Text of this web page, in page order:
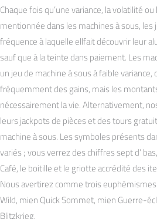
Chaque fois qu’une variance, la volatilité
mentionnée dans les machines à sous,
fréquence à laquelle ellfait découvrir leur
sauf que à la teinte dans paiement. Les
un jeu de machine à sous à faible variance,
fréquemment des gains, mais les
nécessairement la vie. Alternativement,
leurs jackpots de pièces et des tours
machine à sous. Les symboles présents
variés ; vous verrez des chiffres sept d’
Café, le boitille et le griotte accrédité des
Nous avertirez comme trois
Wild, mien Quick Sommet, mien Guerre-